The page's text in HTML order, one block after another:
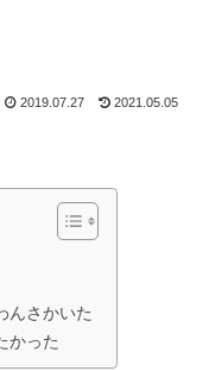
2019.07.27 2021.05.05
んさかいた
かった